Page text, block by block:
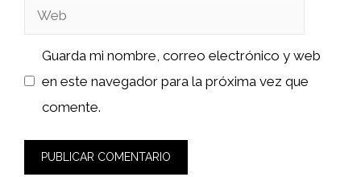
Web
Guarda mi nombre, correo electrónico y web
en este navegador para la próxima vez que
comente.